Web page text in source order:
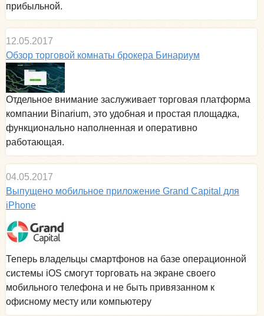
прибыльной.
12.05.2017
Обзор торговой комнаты брокера Бинариум
Отдельное внимание заслуживает торговая платформа
компании Binarium, это удобная и простая площадка,
функционально наполненная и оперативно
работающая.
04.05.2017
Выпущено мобильное приложение Grand Capital для
iPhone
Теперь владельцы смартфонов на базе операционной
системы iOS смогут торговать на экране своего
мобильного телефона и не быть привязанном к
офисному месту или компьютеру